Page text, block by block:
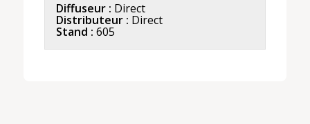
Diffuseur : Direct
Distributeur : Direct
Stand : 605